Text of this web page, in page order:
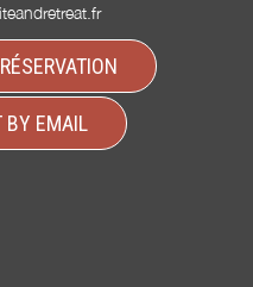
EMAIL